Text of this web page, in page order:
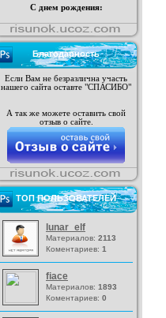
С днем рождения:
Благодарность
Если Вам не безразлична участь
нашего сайта оставте "СПАСИБО"
А так же можете оставить свой
отзыв о сайте.
ТОП ПОЛЬЗОВАТЕЛЕЙ
lunar_elf
Материалов: 2113
Коментариев: 1
fiace
Материалов: 1893
Коментариев: 0